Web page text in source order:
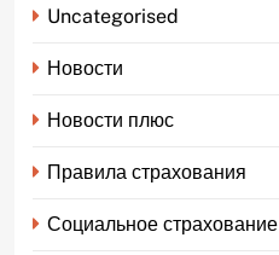
Uncategorised
Новости
Новости плюс
Правила страхования
Социальное страхование